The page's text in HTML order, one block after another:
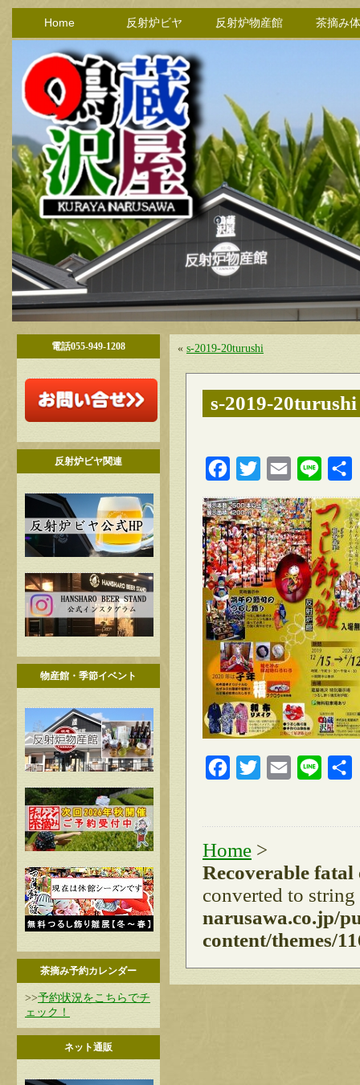
Home 反射炉ビヤ 反射炉物産館 茶摘み
電話055-949-1208
反射炉ビヤ関連
物産館・季節イベント
茶摘み予約カレンダー
>>予約状況をこちらでチ
ェック！
ネット通販
« s-2019-20turushi
s-2019-20turushi
FacebookTwitter Email Line
FacebookTwitter Email Line
Home >
Recoverable
converted to
narusawa.co.jp/
content/themes/